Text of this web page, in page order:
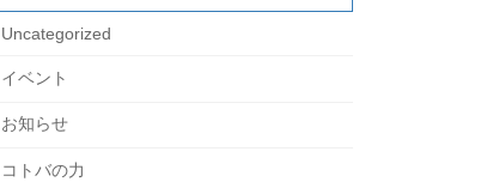
Uncategorized
イベント
お知らせ
コトバの力